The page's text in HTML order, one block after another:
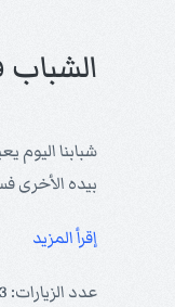
شبابنا
بيده الأخرى
إقرأ المزيد
عدد الزيارات: 6493